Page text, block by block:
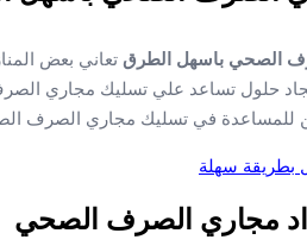
الصحي باسهل الطرقتعاني بعض
حلول تساعد علي تسليك مجاري
للمساعدة في تسليك مجاري الصرف
بطريقة سهلة
مجاري الصرف الصحي